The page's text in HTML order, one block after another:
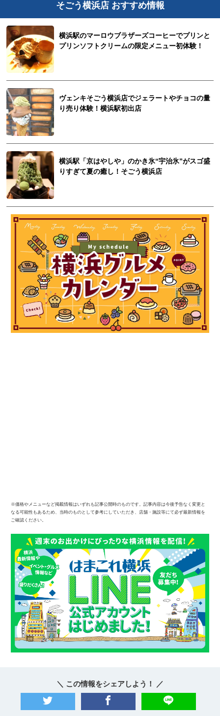
そごう横浜店 おすすめ情報
横浜駅のマーロウブラザーズコーヒーでプリンと
プリンソフトクリームの限定メニュー初体験！
ヴェンキそごう横浜店でジェラートやチョコの量
り売り体験！横浜駅初出店
横浜駅「京はやしや」のかき氷“宇治氷”がスゴ盛
りすぎて夏の癒し！そごう横浜店
※価格やメニューなど掲載情報はいずれも記事公開時のものです。記事内容は今後予告なく変更と
なる可能性もあるため、当時のものとして参考にしていただき、店舗・施設等にて必ず最新情報を
ご確認ください。
＼ この情報をシェアしよう！ ／